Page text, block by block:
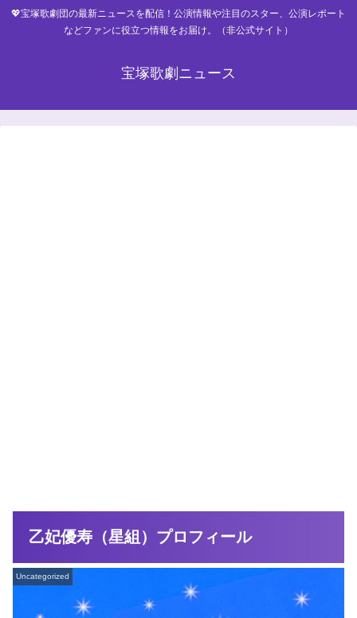
💖宝塚歌劇団の最新ニュースを配信！公演情報や注目のスター、公演レポート
などファンに役立つ情報をお届け。（非公式サイト）
宝塚歌劇ニュース
乙妃優寿（星組）プロフィール
Uncategorized